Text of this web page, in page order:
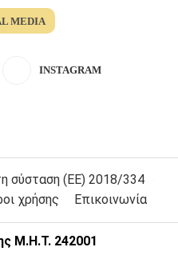
MEDIA
INSTAGRAM
σύσταση (ΕΕ) 2018/334
χρήσης
Επικοινωνία
Μ.Η.Τ. 242001